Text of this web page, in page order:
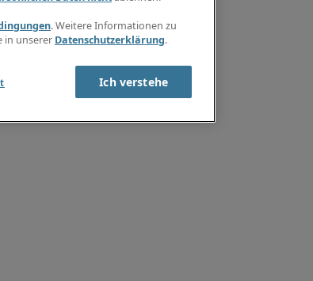
. Weitere Informationen zu
in unserer Datenschutzerklärung.
Ich verstehe